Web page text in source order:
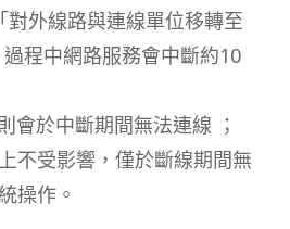
對外線路與連線單位移轉至
程中網路服務會中斷約10
會於中斷期間無法連線 ；
不受影響，僅於斷線期間無
操作。